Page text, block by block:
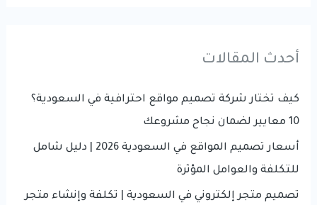
تصميمc
f
o
r
أحدث المقالات
كيف تختار شركة تصميم مواقع احترافية في السعودية؟
10 معايير لضمان نجاح مشروعك
أسعار تصميم المواقع في السعودية 2026 | دليل شامل
للتكلفة والعوامل المؤثرة
تصميم متجر إلكتروني في السعودية | تكلفة وإنشاء متجر